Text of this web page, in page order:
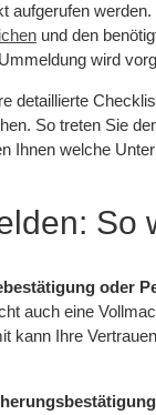
aufgerufen
und den
wird
detaillierte
So treten Sie
Ihnen welche
So
oder
auch eine
kann Ihre